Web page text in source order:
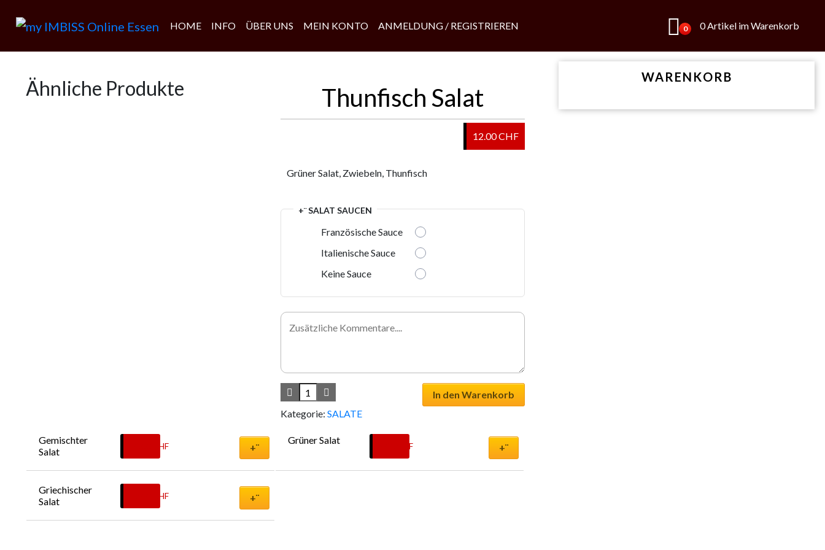
HOME INFO ÜBER UNS MEIN KONTO ANMELDUNG / REGISTRIEREN 0 0 Artikel im Warenkorb
Thunfisch Salat
12.00 CHF
Grüner Salat, Zwiebeln, Thunfisch
+¨ SALAT SAUCEN
Französische Sauce
Italienische Sauce
Keine Sauce
In den Warenkorb
Kategorie: SALATE
Ähnliche Produkte
Gemischter
Salat
CHF +¨
Grüner Salat
CHF +¨
Griechischer
Salat
CHF +¨
WARENKORB